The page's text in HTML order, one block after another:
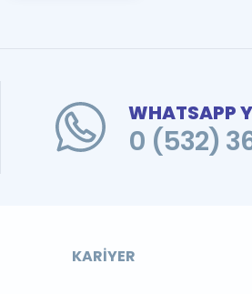
WHATSAPP
0 (532)
KARIYER